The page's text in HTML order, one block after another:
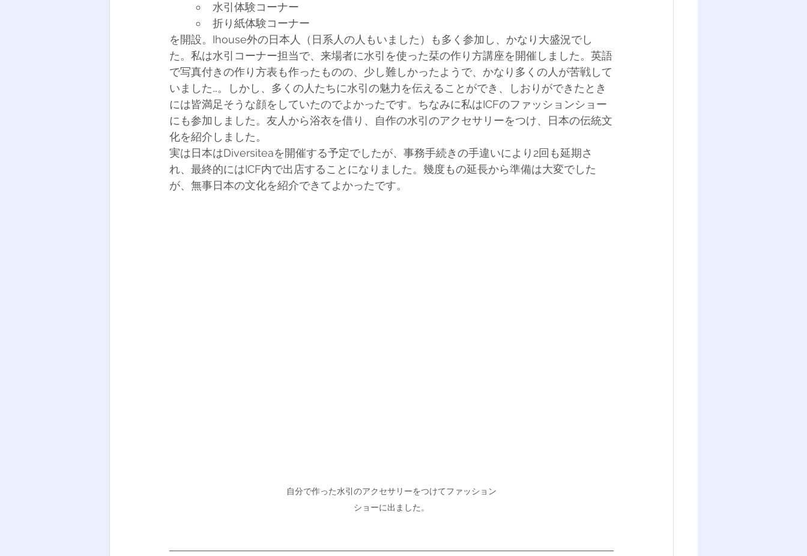
水引体験コーナー
折り紙体験コーナー
を開設。Ihouse外の日本人（日系人の人もいました）も多く参加し、かなり大盛況でし
た。私は水引コーナー担当で、来場者に水引を使った栞の作り方講座を開催しました。英語
で写真付きの作り方表も作ったものの、少し難しかったようで、かなり多くの人が苦戦して
いました…。しかし、多くの人たちに水引の魅力を伝えることができ、しおりができたとき
には皆満足そうな顔をしていたのでよかったです。ちなみに私はICFのファッションショー
にも参加しました。友人から浴衣を借り、自作の水引のアクセサリーをつけ、日本の伝統文
化を紹介しました。
実は日本はDiversiteaを開催する予定でしたが、事務手続きの手違いにより2回も延期さ
れ、最終的にはICF内で出店することになりました。幾度もの延長から準備は大変でした
が、無事日本の文化を紹介できてよかったです。
自分で作った水引のアクセサリーをつけてファッション
ショーに出ました。